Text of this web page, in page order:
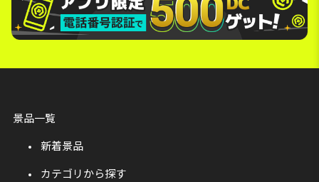
景品一覧
新着景品
カテゴリから探す